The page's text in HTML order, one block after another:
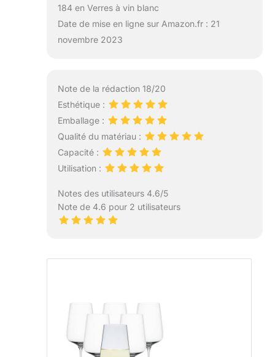
184 en Verres à vin blanc
Date de mise en ligne sur Amazon.fr : 21
novembre 2023
Note de la rédaction 18/20
Esthétique :
Emballage :
Qualité du matériau :
Capacité :
Utilisation :
Notes des utilisateurs 4.6/5
Note de 4.6 pour 2 utilisateurs